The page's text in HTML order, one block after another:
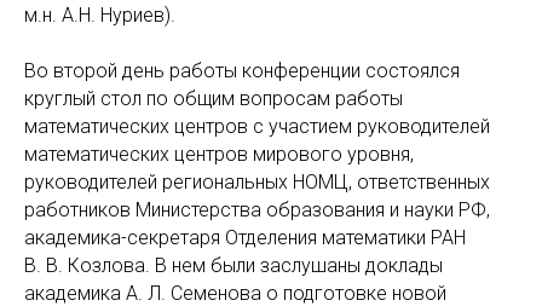
м.н. А.Н. Нуриев).
Во второй день работы конференции состоялся
круглый стол по общим вопросам работы
математических центров с участием руководителей
математических центров мирового уровня,
руководителей региональных НОМЦ, ответственных
работников Министерства образования и науки РФ,
академика-секретаря Отделения математики РАН
В. В. Козлова. В нем были заслушаны доклады
академика А. Л. Семенова о подготовке новой